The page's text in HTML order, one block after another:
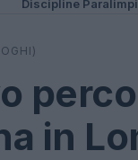
Discipline
in